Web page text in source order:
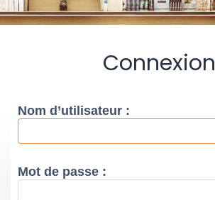
Connexion
Nom d’utilisateur :
Mot de passe :